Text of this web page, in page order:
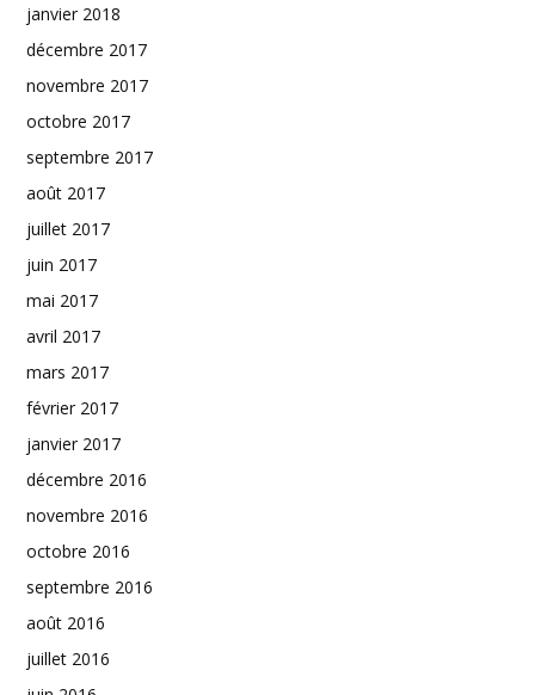
janvier 2018
décembre 2017
novembre 2017
octobre 2017
septembre 2017
août 2017
juillet 2017
juin 2017
mai 2017
avril 2017
mars 2017
février 2017
janvier 2017
décembre 2016
novembre 2016
octobre 2016
septembre 2016
août 2016
juillet 2016